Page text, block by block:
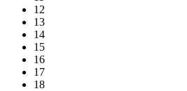
12
13
14
15
16
17
18